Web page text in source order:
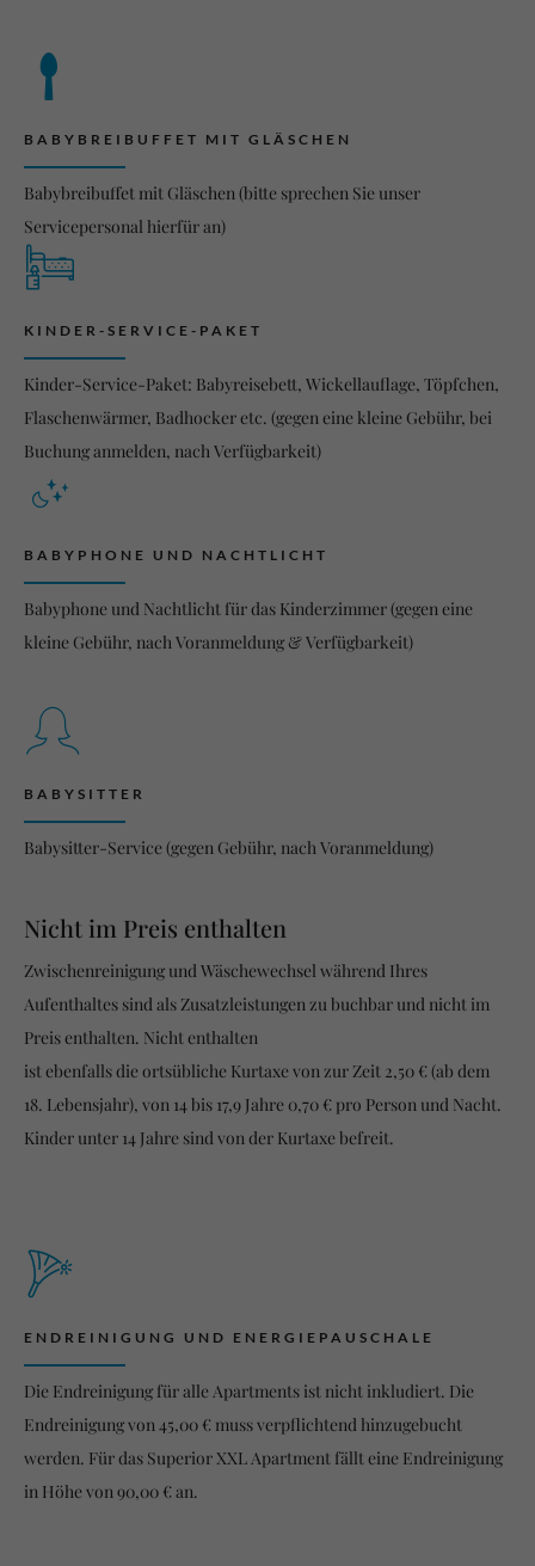
BABYBREIBUFFET MIT GLÄSCHEN
Babybreibuffet mit Gläschen (bitte sprechen Sie unser
Servicepersonal hierfür an)
KINDER-SERVICE-PAKET
Kinder-Service-Paket: Babyreisebett, Wickellauflage, Töpfchen,
Flaschenwärmer, Badhocker etc. (gegen eine kleine Gebühr, bei
Buchung anmelden, nach Verfügbarkeit)
BABYPHONE UND NACHTLICHT
Babyphone und Nachtlicht für das Kinderzimmer (gegen eine
kleine Gebühr, nach Voranmeldung & Verfügbarkeit)
BABYSITTER
Babysitter-Service (gegen Gebühr, nach Voranmeldung)
Nicht im Preis enthalten
Zwischenreinigung und Wäschewechsel während Ihres
Aufenthaltes sind als Zusatzleistungen zu buchbar und nicht im
Preis enthalten. Nicht enthalten
ist ebenfalls die ortsübliche Kurtaxe von zur Zeit 2,50 € (ab dem
18. Lebensjahr), von 14 bis 17,9 Jahre 0,70 € pro Person und Nacht.
Kinder unter 14 Jahre sind von der Kurtaxe befreit.
ENDREINIGUNG UND ENERGIEPAUSCHALE
Die Endreinigung für alle Apartments ist nicht inkludiert. Die
Endreinigung von 45,00 € muss verpflichtend hinzugebucht
werden. Für das Superior XXL Apartment fällt eine Endreinigung
in Höhe von 90,00 € an.